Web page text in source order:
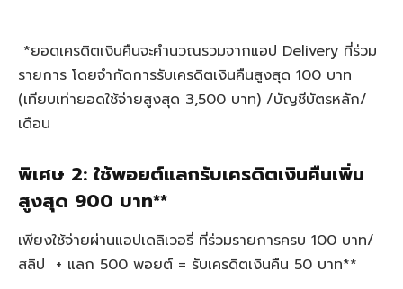
*ยอดเครดิตเงินคืนจะคำนวณรวมจากแอป Delivery ที่ร่วม
รายการ โดยจำกัดการรับเครดิตเงินคืนสูงสุด 100 บาท
(เทียบเท่ายอดใช้จ่ายสูงสุด 3,500 บาท) /บัญชีบัตรหลัก/
เดือน
พิเศษ 2: ใช้พอยต์แลกรับเครดิตเงินคืนเพิ่ม
สูงสุด 900 บาท**
เพียงใช้จ่ายผ่านแอปเดลิเวอรี่ ที่ร่วมรายการครบ 100 บาท/
สลิป + แลก 500 พอยต์ = รับเครดิตเงินคืน 50 บาท**